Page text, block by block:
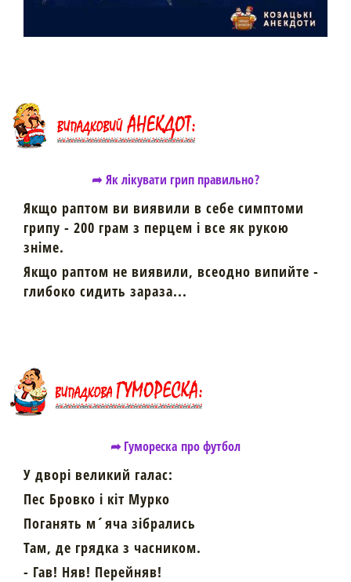
➦ Як лікувати грип правильно?
Якщо раптом ви виявили в себе симптоми
грипу - 200 грам з перцем і все як рукою
зніме.
Якщо раптом не виявили, всеодно випийте -
глибоко сидить зараза...
➦ Гумореска про футбол
У дворі великий галас:
Пес Бровко і кіт Мурко
Поганять м´яча зібрались
Там, де грядка з часником.
- Гав! Няв! Перейняв!